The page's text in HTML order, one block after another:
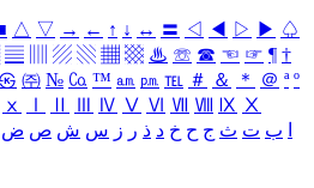
△ ▽ → ← ↑ ↓ ↔ 〓 ◁ ◀ ▷ ▶ ♤
▤ ▨ ▧ ▦ ▩ ♨ ☏ ☎ ☜ ☞ ¶ †
㉿ ㈜ № ㏇ ™ ㏂ ㏘ ℡ ＃ ＆ ＊ ＠ ª º
ⅹ Ⅳ Ⅴ Ⅵ Ⅶ Ⅷ Ⅸ Ⅹ
ب ت ث ج ح خ د ذ ر ز س ش ص ض